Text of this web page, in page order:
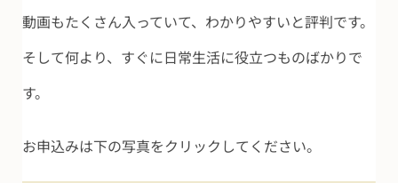
動画もたくさん入っていて、わかりやすいと評判です。
そして何より、すぐに日常生活に役立つものばかりで
す。
お申込みは下の写真をクリックしてください。